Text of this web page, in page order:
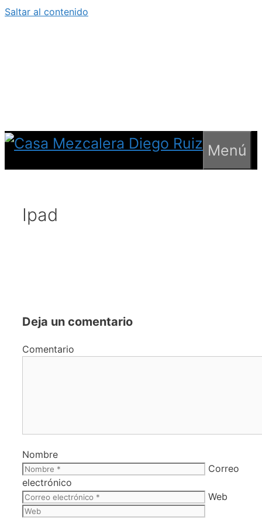
Saltar al contenido
Menú
Ipad
Deja un comentario
Comentario
Nombre
Correo
electrónico
Web